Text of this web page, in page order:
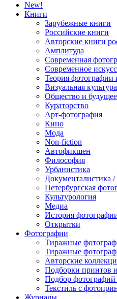
New!
Книги
Зарубежные книги
Российские книги
Авторские книги
Амплитуда
Современная
Современное
Теория фотографии
Визуальная культура
Общество и будущее
Кураторство
Арт-фотография
Кино
Мода
Non-fiction
Автофикшен
Философия
Урбанистика
Документалистика
Петербургская
Культурология
Медиа
История
Открытки
Фотографии
Тиражные
Тиражные
Авторские
Подборки принтов
Подбор фотографий
Текстиль с
Журналы